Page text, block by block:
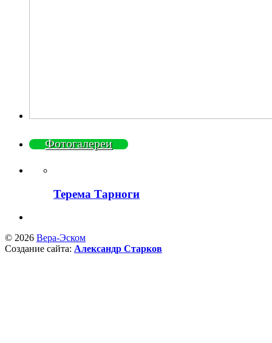
Фотогалереи
Терема Тарноги
© 2026 Вера-Эском
Создание сайта: Александр Старков